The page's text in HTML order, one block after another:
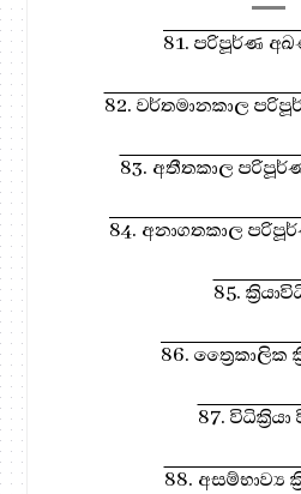
81. පරිපූර්ණ
82. වර්තමානකාල
83. අතීතකාල
84. අනාගතකාල
85.
86. ත්‍රෛකාලික
87.
88. අසම්භාව්‍ය